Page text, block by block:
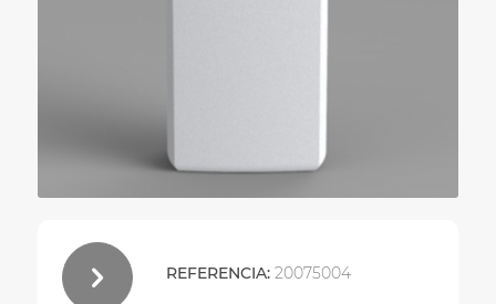
REFERENCIA: 20075004